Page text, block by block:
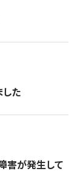
た
害が発生して